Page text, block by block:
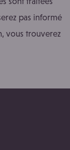
pas informé
vous trouverez